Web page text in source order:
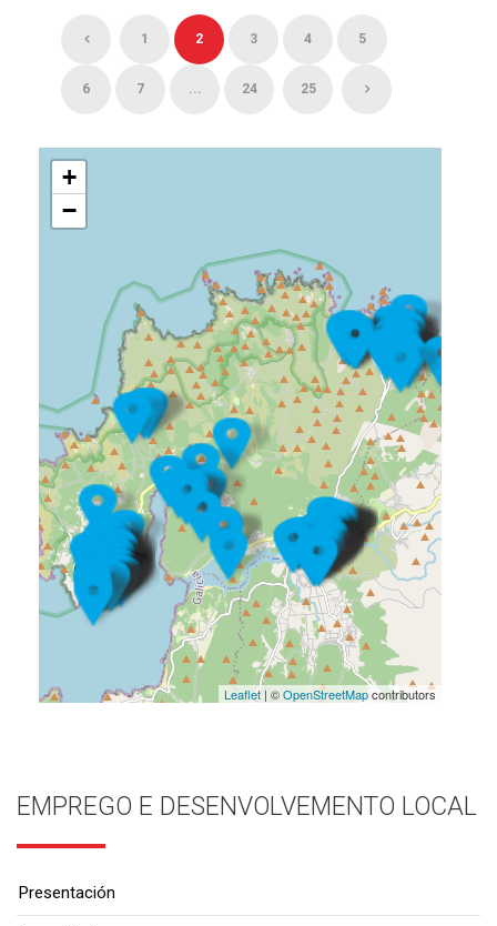
1 2 3 4 5
6 7 ... 24 25
+
−
Leaflet| ©OpenStreetMapcontributors
EMPREGO E DESENVOLVEMENTO LOCAL
Presentación